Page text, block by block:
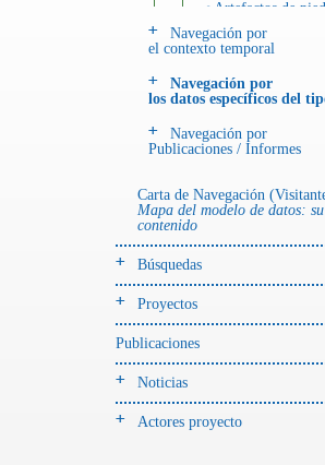
Artefactos de
Registro de
estratigráficas(42)
- UE# y tipo de UE
donde se halló el
Objetos clasificados
los tipos de UE del
Derrumbe-
-> Hallado en la UE#:
Navegación por
el contexto temporal
Navegación por
los datos específicos del
Navegación por
Publicaciones / Informes
Carta de Navegación
Mapa del modelo de datos:
contenido
Búsquedas
Proyectos
Publicaciones
Noticias
Actores proyecto